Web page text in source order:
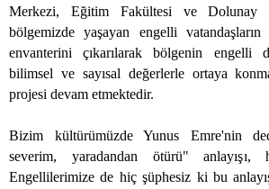
Merkezi, Eğitim Fakültesi ve
bölgemizde yaşayan engelli vatandaşların
envanterini çıkarılarak bölgenin engelli
bilimsel ve sayısal değerlerle ortaya
projesi devam etmektedir.
Bizim kültürümüzde Yunus Emre'nin
severim, yaradandan ötürü" anlayışı,
Engellilerimize de hiç şüphesiz ki bu